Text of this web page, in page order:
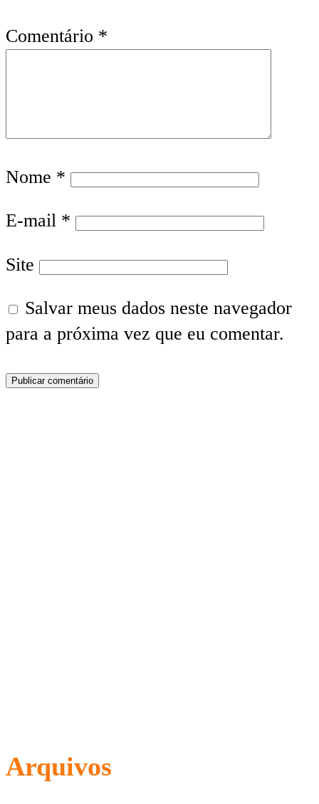
Comentário *
Nome *
E-mail *
Site
Salvar meus dados neste navegador
para a próxima vez que eu comentar.
Arquivos